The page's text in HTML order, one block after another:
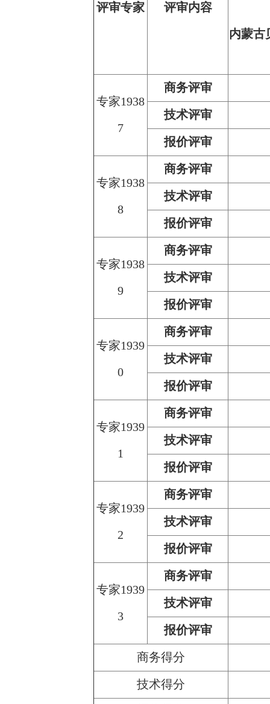
评审专家 评审内容
内蒙古
专家1938
7
商务评审
技术评审
报价评审
专家1938
8
商务评审
技术评审
报价评审
专家1938
9
商务评审
技术评审
报价评审
专家1939
0
商务评审
技术评审
报价评审
专家1939
1
商务评审
技术评审
报价评审
专家1939
2
商务评审
技术评审
报价评审
专家1939
3
商务评审
技术评审
报价评审
商务得分
技术得分